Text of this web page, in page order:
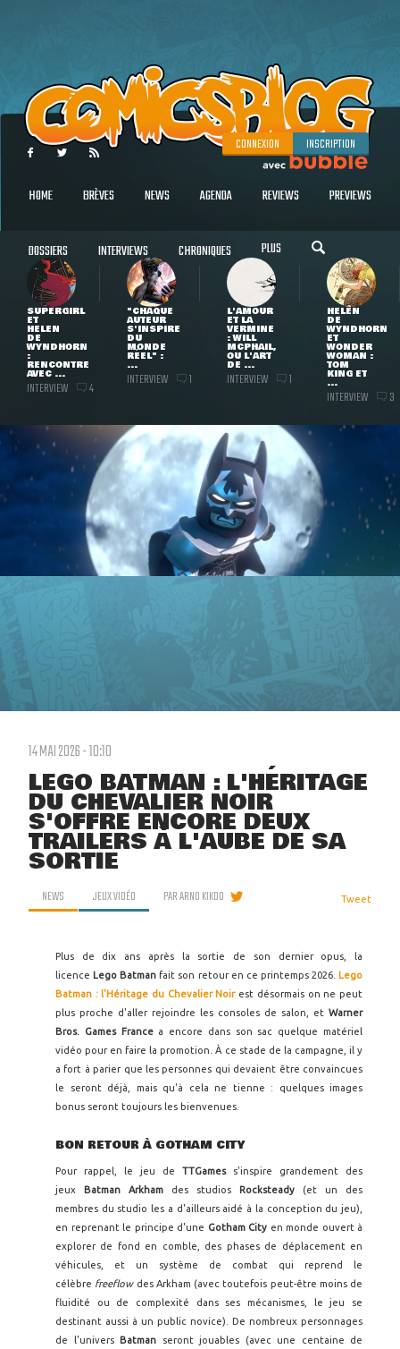
CONNEXION INSCRIPTION
HOME BRÈVES NEWS AGENDA REVIEWS PREVIEWS
DOSSIERS INTERVIEWS CHRONIQUES PLUS
SUPERGIRL
ET
HELEN
DE
WYNDHORN
:
RENCONTRE
AVEC ...
INTERVIEW 4
"CHAQUE
AUTEUR
S'INSPIRE
DU
MONDE
RÉEL" :
...
INTERVIEW 1
L'AMOUR
ET LA
VERMINE
: WILL
MCPHAIL,
OU L'ART
DE ...
INTERVIEW 1
HELEN
DE
WYNDHORN
ET
WONDER
WOMAN :
TOM
KING ET
...
INTERVIEW 3
14 MAI 2026 - 10:10
LEGO BATMAN : L'HÉRITAGE
DU CHEVALIER NOIR
S'OFFRE ENCORE DEUX
TRAILERS À L'AUBE DE SA
SORTIE
NEWS JEUX VIDÉO PARARNO KIKOO Tweet
Plus de dix ans après la sortie de son dernier opus, la
licence Lego Batmanfait son retour en ce printemps 2026. Lego
Batman : l'Héritage du Chevalier Noir est désormais on ne peut
plus proche d'aller rejoindre les consoles de salon, et Warner
Bros. Games France a encore dans son sac quelque matériel
vidéo pour en faire la promotion. À ce stade de la campagne, il y
a fort à parier que les personnes qui devaient être convaincues
le seront déjà, mais qu'à cela ne tienne : quelques images
bonus seront toujours les bienvenues.
BON RETOUR À GOTHAM CITY
Pour rappel, le jeu de TTGames s'inspire grandement des
jeux
Batman Arkham des studios Rocksteady (et un des
membres du studio les a d'ailleurs aidé à la conception du jeu),
en reprenant le principe d'une Gotham City en monde ouvert à
explorer de fond en comble, des phases de déplacement en
véhicules, et un système de combat qui reprend le
célèbre freeflowdes Arkham (avec toutefois peut-être moins de
fluidité ou de complexité dans ses mécanismes, le jeu se
destinant aussi à un public novice). De nombreux personnages
de l'univers
Batman
seront jouables (avec une centaine de